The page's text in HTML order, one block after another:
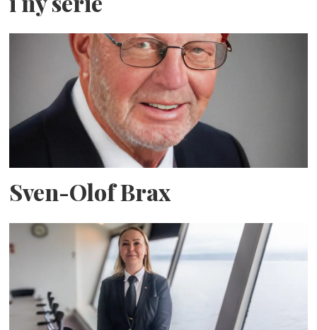
Sven-Olof Brax